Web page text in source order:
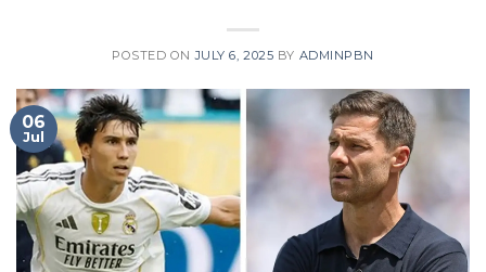
POSTED ONJULY 6, 2025 BY ADMINPBN
06
Jul